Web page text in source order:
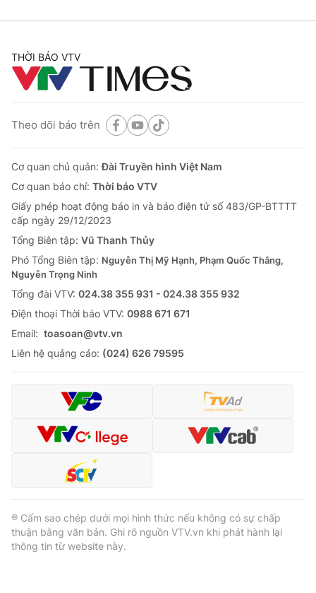
THỜI BÁO VTV
Theo dõi báo trên
Cơ quan chủ quản:Đài Truyền hình Việt Nam
Cơ quan báo chí: Thời báo VTV
Giấy phép hoạt động báo in và báo điện tử số 483/GP-BTTTT
cấp ngày 29/12/2023
Tổng Biên tập: Vũ Thanh Thủy
Phó Tổng Biên tập: Nguyễn Thị Mỹ Hạnh, Phạm Quốc Thắng,
Nguyễn Trọng Ninh
Tổng đài VTV: 024.38 355 931 - 024.38 355 932
Ðiện thoại Thời báo VTV: 0988 671 671
Email: toasoan@vtv.vn
Liên hệ quảng cáo: (024) 626 79595
® Cấm sao chép dưới mọi hình thức nếu không có sự chấp
thuận bằng văn bản. Ghi rõ nguồn VTV.vn khi phát hành lại
thông tin từ website này.